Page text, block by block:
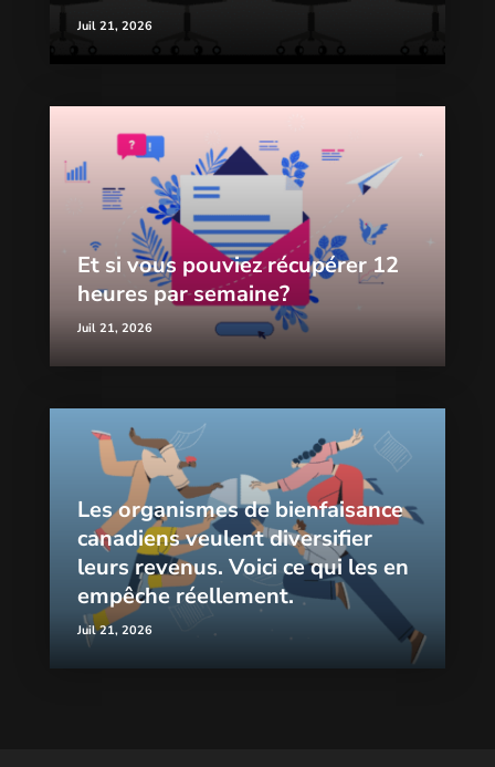
Juil 21, 2026
Et si vous pouviez récupérer 12
heures par semaine?
Juil 21, 2026
Les organismes de bienfaisance
canadiens veulent diversifier
leurs revenus. Voici ce qui les en
empêche réellement.
Juil 21, 2026